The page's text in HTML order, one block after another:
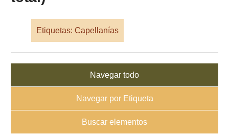
Etiquetas: Capellanías
Navegar todo
Navegar por Etiqueta
Buscar elementos